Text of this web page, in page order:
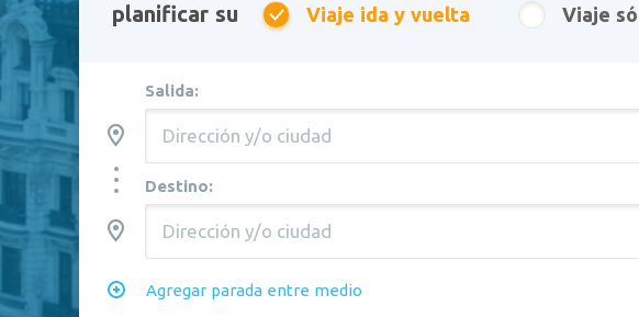
planificar su Viaje ida y vuelta Viaje
Salida:
Destino:
Agregar parada entre medio